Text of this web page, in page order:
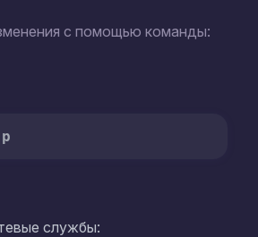
с помощью команды:
p
службы: